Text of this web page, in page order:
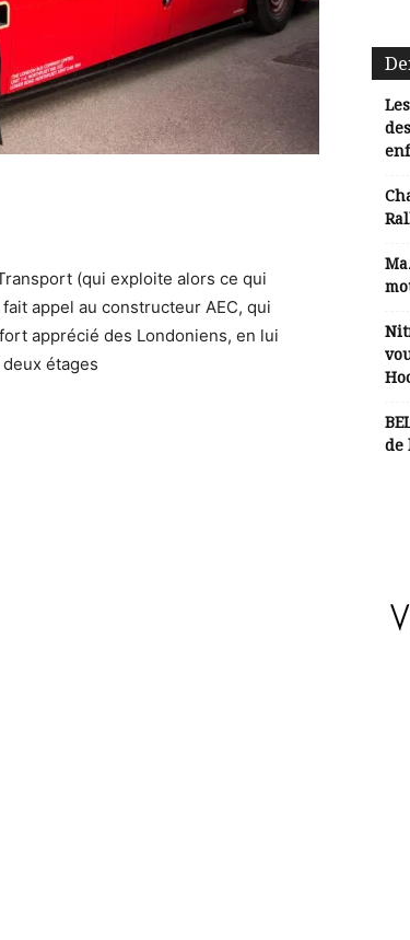
(qui exploite alors ce qui
appel au constructeur AEC, qui
apprécié des Londoniens, en lui
étages
de